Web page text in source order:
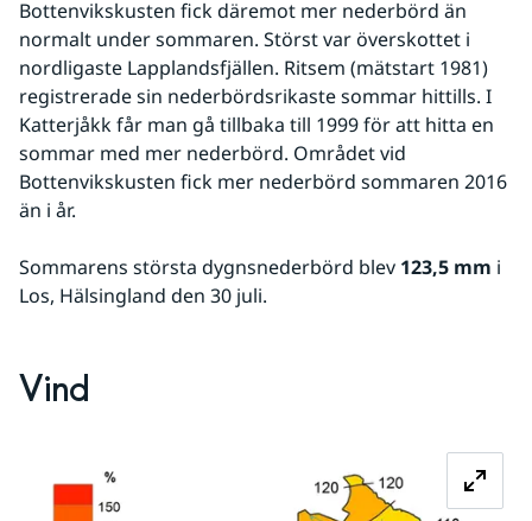
Bottenvikskusten fick däremot mer nederbörd än
normalt under sommaren. Störst var överskottet i
nordligaste Lapplandsfjällen. Ritsem (mätstart 1981)
registrerade sin nederbördsrikaste sommar hittills. I
Katterjåkk får man gå tillbaka till 1999 för att hitta en
sommar med mer nederbörd. Området vid
Bottenvikskusten fick mer nederbörd sommaren 2016
än i år.
Sommarens största dygnsnederbörd blev 123,5 mm i
Los, Hälsingland den 30 juli.
Vind